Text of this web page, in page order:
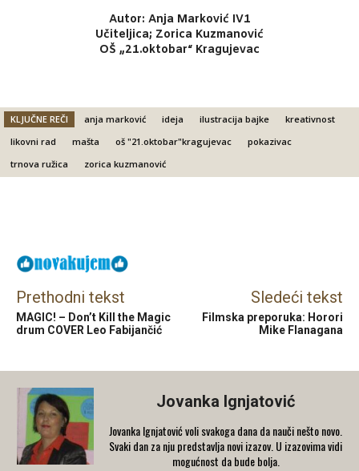
Autor: Anja Marković IV1
Učiteljica; Zorica Kuzmanović
OŠ „21.oktobar“ Kragujevac
KLJUČNE REČI anja marković ideja ilustracija bajke
kreativnost
likovni rad
mašta oš "21.oktobar"kragujevac
pokazivac
trnova ružica
zorica kuzmanović
Prethodni tekst
MAGIC! – Don’t Kill the Magic
drum COVER Leo Fabijančić
Sledeći tekst
Filmska preporuka: Horori
Mike Flanagana
Jovanka Ignjatović
Jovanka Ignjatović voli svakoga dana da nauči nešto novo.
Svaki dan za nju predstavlja novi izazov. U izazovima vidi
mogućnost da bude bolja.